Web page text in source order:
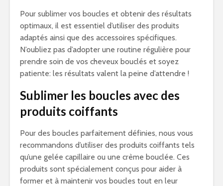
Pour sublimer vos boucles et obtenir des résultats
optimaux, il est essentiel d’utiliser des produits
adaptés ainsi que des accessoires spécifiques.
N’oubliez pas d’adopter une routine régulière pour
prendre soin de vos cheveux bouclés et soyez
patiente: les résultats valent la peine d’attendre !
Sublimer les boucles avec des
produits coiffants
Pour des boucles parfaitement définies, nous vous
recommandons d’utiliser des produits coiffants tels
qu’une gelée capillaire ou une crème bouclée. Ces
produits sont spécialement conçus pour aider à
former et à maintenir vos boucles tout en leur